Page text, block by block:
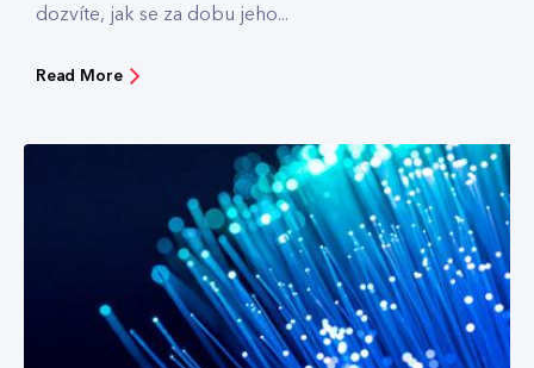
dozvíte, jak se za dobu jeho...
Read More